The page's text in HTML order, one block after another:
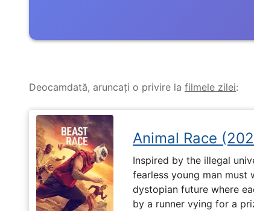
Deocamdată, aruncați o privire la filmele zilei:
Animal Race
Inspired by the illegal
fearless young man must
dystopian future where
by a runner vying for a